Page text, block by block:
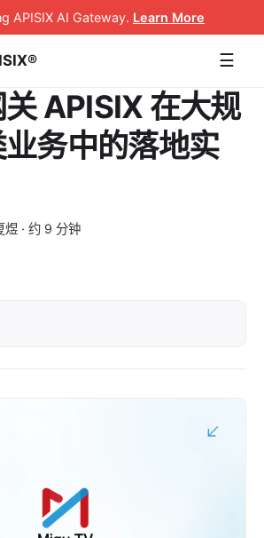
APISIX AI Gateway. Learn More
☰
APISIX 在大规
务中的落地实
煜 · 约 9 分钟